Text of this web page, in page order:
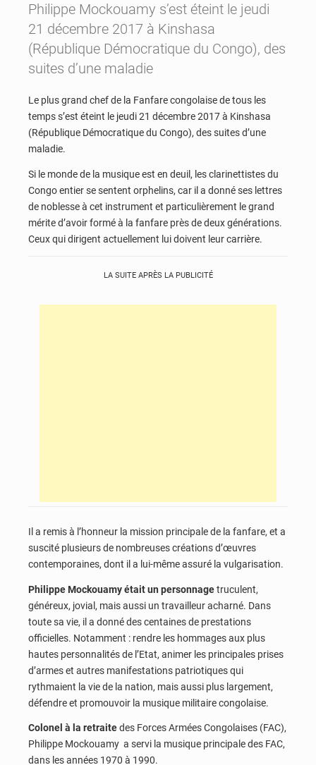
Philippe Mockouamy s’est éteint le jeudi
21 décembre 2017 à Kinshasa
(République Démocratique du Congo), des
suites d’une maladie
Le plus grand chef de la Fanfare congolaise de tous les
temps s’est éteint le jeudi 21 décembre 2017 à Kinshasa
(République Démocratique du Congo), des suites d’une
maladie.
Si le monde de la musique est en deuil, les clarinettistes du
Congo entier se sentent orphelins, car il a donné ses lettres
de noblesse à cet instrument et particulièrement le grand
mérite d’avoir formé à la fanfare près de deux générations.
Ceux qui dirigent actuellement lui doivent leur carrière.
LA SUITE APRÈS LA PUBLICITÉ
Il a remis à l’honneur la mission principale de la fanfare, et a
suscité plusieurs de nombreuses créations d’œuvres
contemporaines, dont il a lui-même assuré la vulgarisation.
Philippe Mockouamy était un personnagetruculent,
généreux, jovial, mais aussi un travailleur acharné. Dans
toute sa vie, il a donné des centaines de prestations
officielles. Notamment : rendre les hommages aux plus
hautes personnalités de l’Etat, animer les principales prises
d’armes et autres manifestations patriotiques qui
rythmaient la vie de la nation, mais aussi plus largement,
défendre et promouvoir la musique militaire congolaise.
Colonel à la retraitedes Forces Armées Congolaises (FAC),
Philippe Mockouamy a servi la musique principale des FAC,
dans les années 1970 à 1990.